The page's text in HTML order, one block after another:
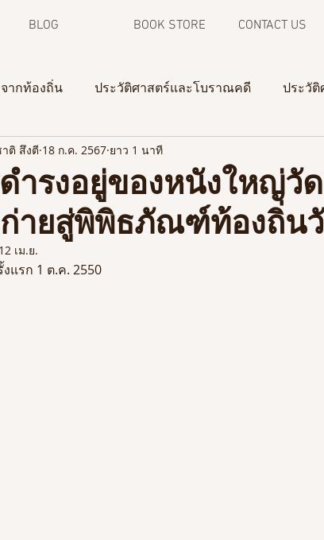
BLOG BOOK STORE CONTACT US
ากท้องถิ่น ประวัติศาสตร์และโบราณคดี ประวั
ณฑ์ท้องถิ่น ความทรงจำจากภาพถ่าย
ำรงอยู่ของหนังใหญ่วั
ายสู่พิพิธภัณฑ์ท้องถิ่น
ติ สึงตี 18 ก.ค. 2567 ยาว 1 นาที
12 เม.ย.
งแรก 1 ต.ค. 2550